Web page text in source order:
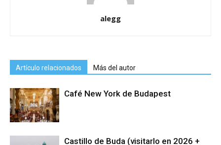
alegg
Artículo relacionados Más del autor
Café New York de Budapest
Castillo de Buda (visitarlo en 2026 +